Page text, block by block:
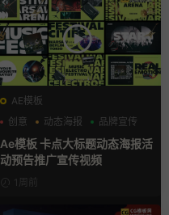
AE模板
创意
动态海报 品牌宣传
Ae模板 卡点大标题动态海报活
动预告推广宣传视频
1周前